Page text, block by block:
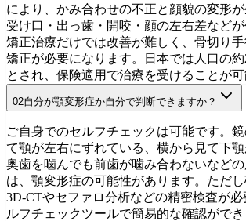
顎変形症とは
初診相談を予約
により、かみ合わせの不正と顔貌の変形が
受け口・出っ歯・開咬・顔の左右差などが
矯正治療だけでは改善が難しく、骨切り
矯正が必要になります。日本では人口の
とされ、保険適用で治療を受けることが可
02自分が顎変形症か自分で判断できますか？
ご自身でのセルフチェックは可能です。
て顎が左右にずれている、横から見て下顎
奥歯を噛んでも前歯が噛み合わないなど
は、顎変形症の可能性があります。ただし
3D-CTやセファロ分析などの精密検査が
ルフチェックツールで簡易的な確認ができ